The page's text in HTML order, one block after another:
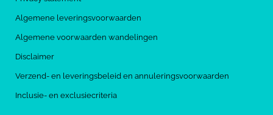
Algemene leveringsvoorwaarden
Algemene voorwaarden wandelingen
Disclaimer
Verzend- en leveringsbeleid en annuleringsvoorwaarden
Inclusie- en exclusiecriteria